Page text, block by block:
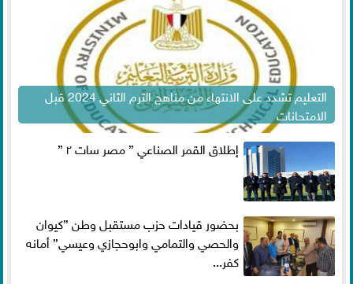
التعليم تشدد على الانتهاء من مناهج الترم الثاني 2024 قبل
الامتحانات
إطلاق القمر الصناعي ” مصر سات ٢ ”
بحضور قيادات حزب مستقبل وطن ”كيوان
والحصي والتمامي وابوحجازي وعيسي” أمانه
كفر...